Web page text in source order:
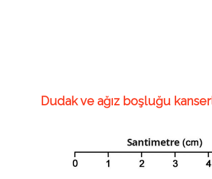
Dudak ve ağız boşluğu